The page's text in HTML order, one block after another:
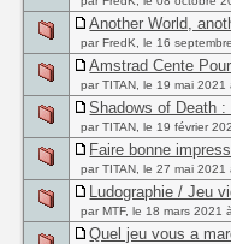
Another World,
par FredK, le 16
Amstrad Cente
par TITAN, le 19 mai 2021
Shadows of Death
par TITAN, le 19 février
Faire bonne
par TITAN, le 27 mai 2021
Ludographie / Jeu
par MTF, le 18 mars 2021
Quel jeu vous a